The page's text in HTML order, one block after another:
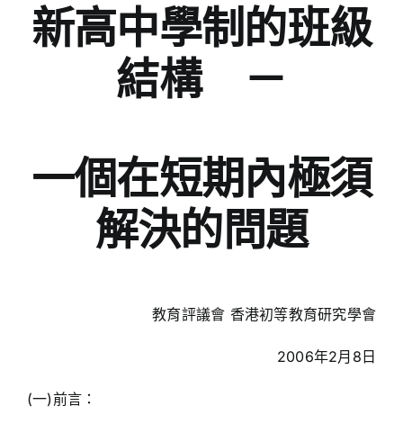
新高中學制的班級
結構 －
一個在短期內極須
解決的問題
教育評議會 香港初等教育研究學會
2006年2月8日
(一)前言：